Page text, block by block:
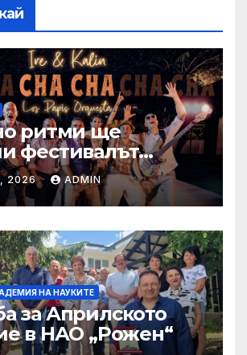
ритми ще
фестивалът
е музика“ в Стара
2026 ADMIN
НА НАУКИТЕ
за Априлското
в НАО „Рожен“